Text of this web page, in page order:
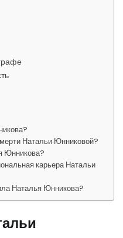
Натальи Юнниковой?
Юнникова?
карьера Натальи
Наталья Юнникова?